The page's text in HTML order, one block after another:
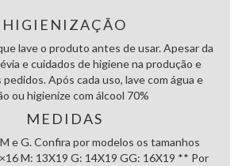
HIGIENIZAÇÃO
lave o produto antes de usar. Apesar da
e cuidados de higiene na produção e
Após cada uso, lave com água e
ou higienize com álcool 70%
MEDIDAS
e G. Confira por modelos os tamanhos
M: 13X19 G: 14X19 GG: 16X19 ** Por